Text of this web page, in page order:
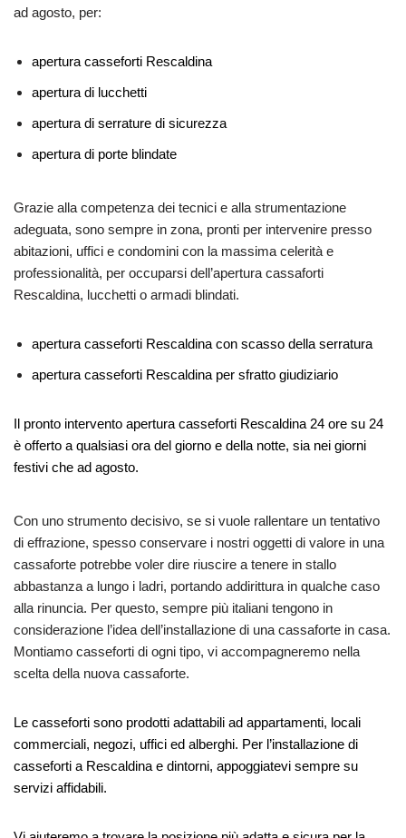
ad agosto, per:
apertura casseforti Rescaldina
apertura di lucchetti
apertura di serrature di sicurezza
apertura di porte blindate
Grazie alla competenza dei tecnici e alla strumentazione
adeguata, sono sempre in zona, pronti per intervenire presso
abitazioni, uffici e condomini con la massima celerità e
professionalità, per occuparsi dell’apertura cassaforti
Rescaldina, lucchetti o armadi blindati.
apertura casseforti Rescaldina con scasso della serratura
apertura casseforti Rescaldina per sfratto giudiziario
Il pronto intervento apertura casseforti Rescaldina 24 ore su 24
è offerto a qualsiasi ora del giorno e della notte, sia nei giorni
festivi che ad agosto.
Con uno strumento decisivo, se si vuole rallentare un tentativo
di effrazione, spesso conservare i nostri oggetti di valore in una
cassaforte potrebbe voler dire riuscire a tenere in stallo
abbastanza a lungo i ladri, portando addirittura in qualche caso
alla rinuncia. Per questo, sempre più italiani tengono in
considerazione l’idea dell’installazione di una cassaforte in casa.
Montiamo casseforti di ogni tipo, vi accompagneremo nella
scelta della nuova cassaforte.
Le casseforti sono prodotti adattabili ad appartamenti, locali
commerciali, negozi, uffici ed alberghi. Per l’installazione di
casseforti a Rescaldina e dintorni, appoggiatevi sempre su
servizi affidabili.